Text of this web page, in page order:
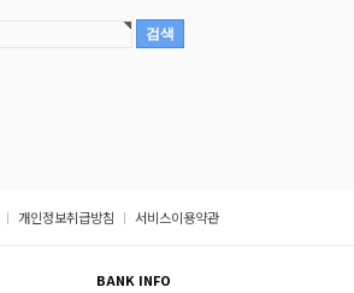
개인정보취급방침 서비스이용약관
BANK INFO